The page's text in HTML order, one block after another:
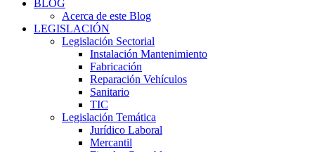
BLOG
Acerca de este Blog
LEGISLACIÓN
Legislación Sectorial
Instalación Mantenimiento
Fabricación
Reparación Vehículos
Sanitario
TIC
Legislación Temática
Jurídico Laboral
Mercantil